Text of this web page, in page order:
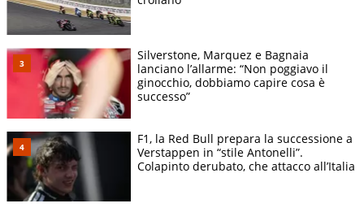
Silverstone, Marquez e Bagnaia
lanciano l’allarme: “Non poggiavo il
ginocchio, dobbiamo capire cosa è
successo”
F1, la Red Bull prepara la successione a
Verstappen in “stile Antonelli”.
Colapinto derubato, che attacco all’Italia